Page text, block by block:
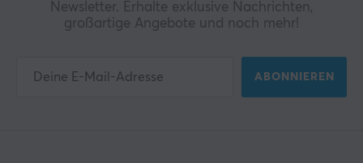
Newsletter. Erhalte exklusive Nachrichten,
großartige Angebote und noch mehr!
ABONNIEREN